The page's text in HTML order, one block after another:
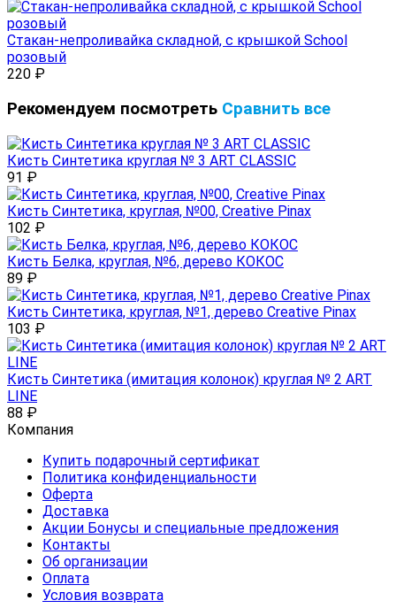
Стакан-непроливайка складной, с крышкой School
розовый
220 ₽
Рекомендуем посмотреть Сравнить все
Кисть Синтетика круглая № 3 ART CLASSIC
91 ₽
Кисть Синтетика, круглая, №00, Creative Pinax
102 ₽
Кисть Белка, круглая, №6, дерево КОКОС
89 ₽
Кисть Синтетика, круглая, №1, дерево Creative Pinax
103 ₽
Кисть Синтетика (имитация колонок) круглая № 2 ART
LINE
88 ₽
Компания
Купить подарочный сертификат
Политика конфиденциальности
Оферта
Доставка
Акции Бонусы и специальные предложения
Контакты
Об организации
Оплата
Условия возврата